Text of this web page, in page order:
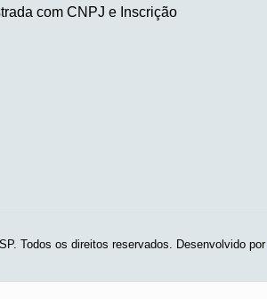
com CNPJ e Inscrição
Todos os direitos reservados. Desenvolvido por